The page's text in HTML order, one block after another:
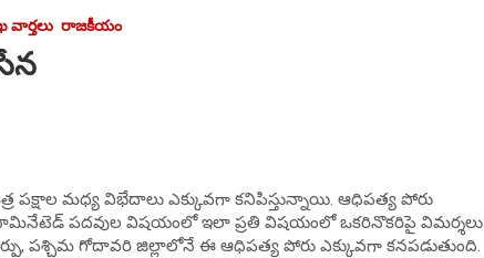
వార్తలు రాజకీయం
పక్షాల మధ్య విభేదాలు ఎక్కువగా కనిపిస్తున్నాయి. ఆధిపత్య పోరు
నామినేటెడ్ పదవుల విషయంలో ఇలా ప్రతి విషయంలో ఒకరినొకరిపై విమర్శలు
ప‌శ్చిమ గోదావరి జిల్లాలోనే ఈ ఆధిపత్య పోరు ఎక్కువగా కనపడుతుంది.